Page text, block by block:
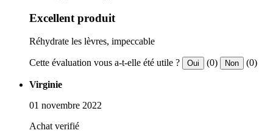
Excellent produit
Réhydrate les lèvres, impeccable
Cette évaluation vous a-t-elle été utile ? Oui (0) Non (0)
Virginie
01 novembre 2022
Achat verifié